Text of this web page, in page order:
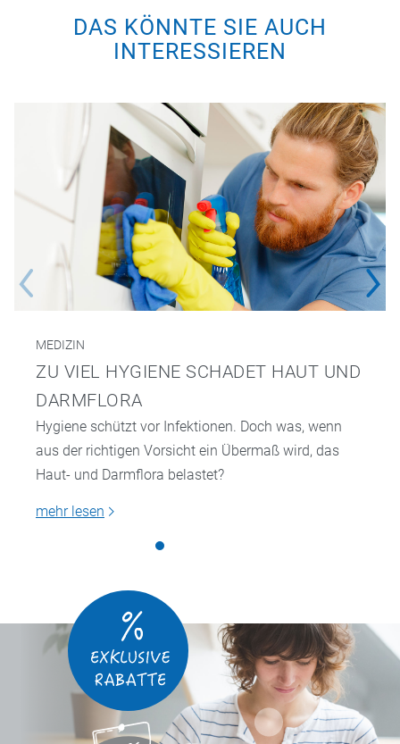
DAS KÖNNTE SIE AUCH
INTERESSIEREN
MEDIZIN
ZU VIEL HYGIENE SCHADET HAUT UND
DARMFLORA
Hygiene schützt vor Infektionen. Doch was, wenn
aus der richtigen Vorsicht ein Übermaß wird, das
Haut- und Darmflora belastet?
mehr lesen